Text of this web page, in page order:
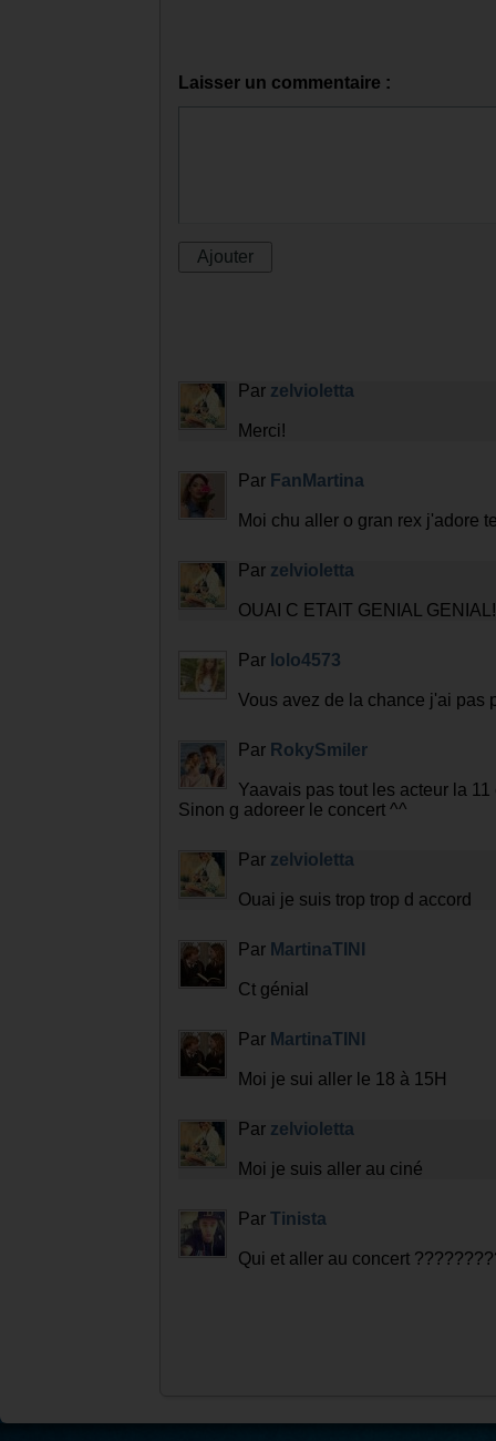
Laisser un commentaire :
Par zelvioletta
Merci!
Par FanMartina
Moi chu aller o gran rex j'adore
Par zelvioletta
OUAI C ETAIT GENIAL
Par lolo4573
Vous avez de la chance j'ai pas
Par RokySmiler
Yaavais pas tout les acteur la 11
Sinon g adoreer le concert ^^
Par zelvioletta
Ouai je suis trop trop d accord
Par MartinaTINI
Ct génial
Par MartinaTINI
Moi je sui aller le 18 à 15H
Par zelvioletta
Moi je suis aller au ciné
Par Tinista
Qui et aller au concert